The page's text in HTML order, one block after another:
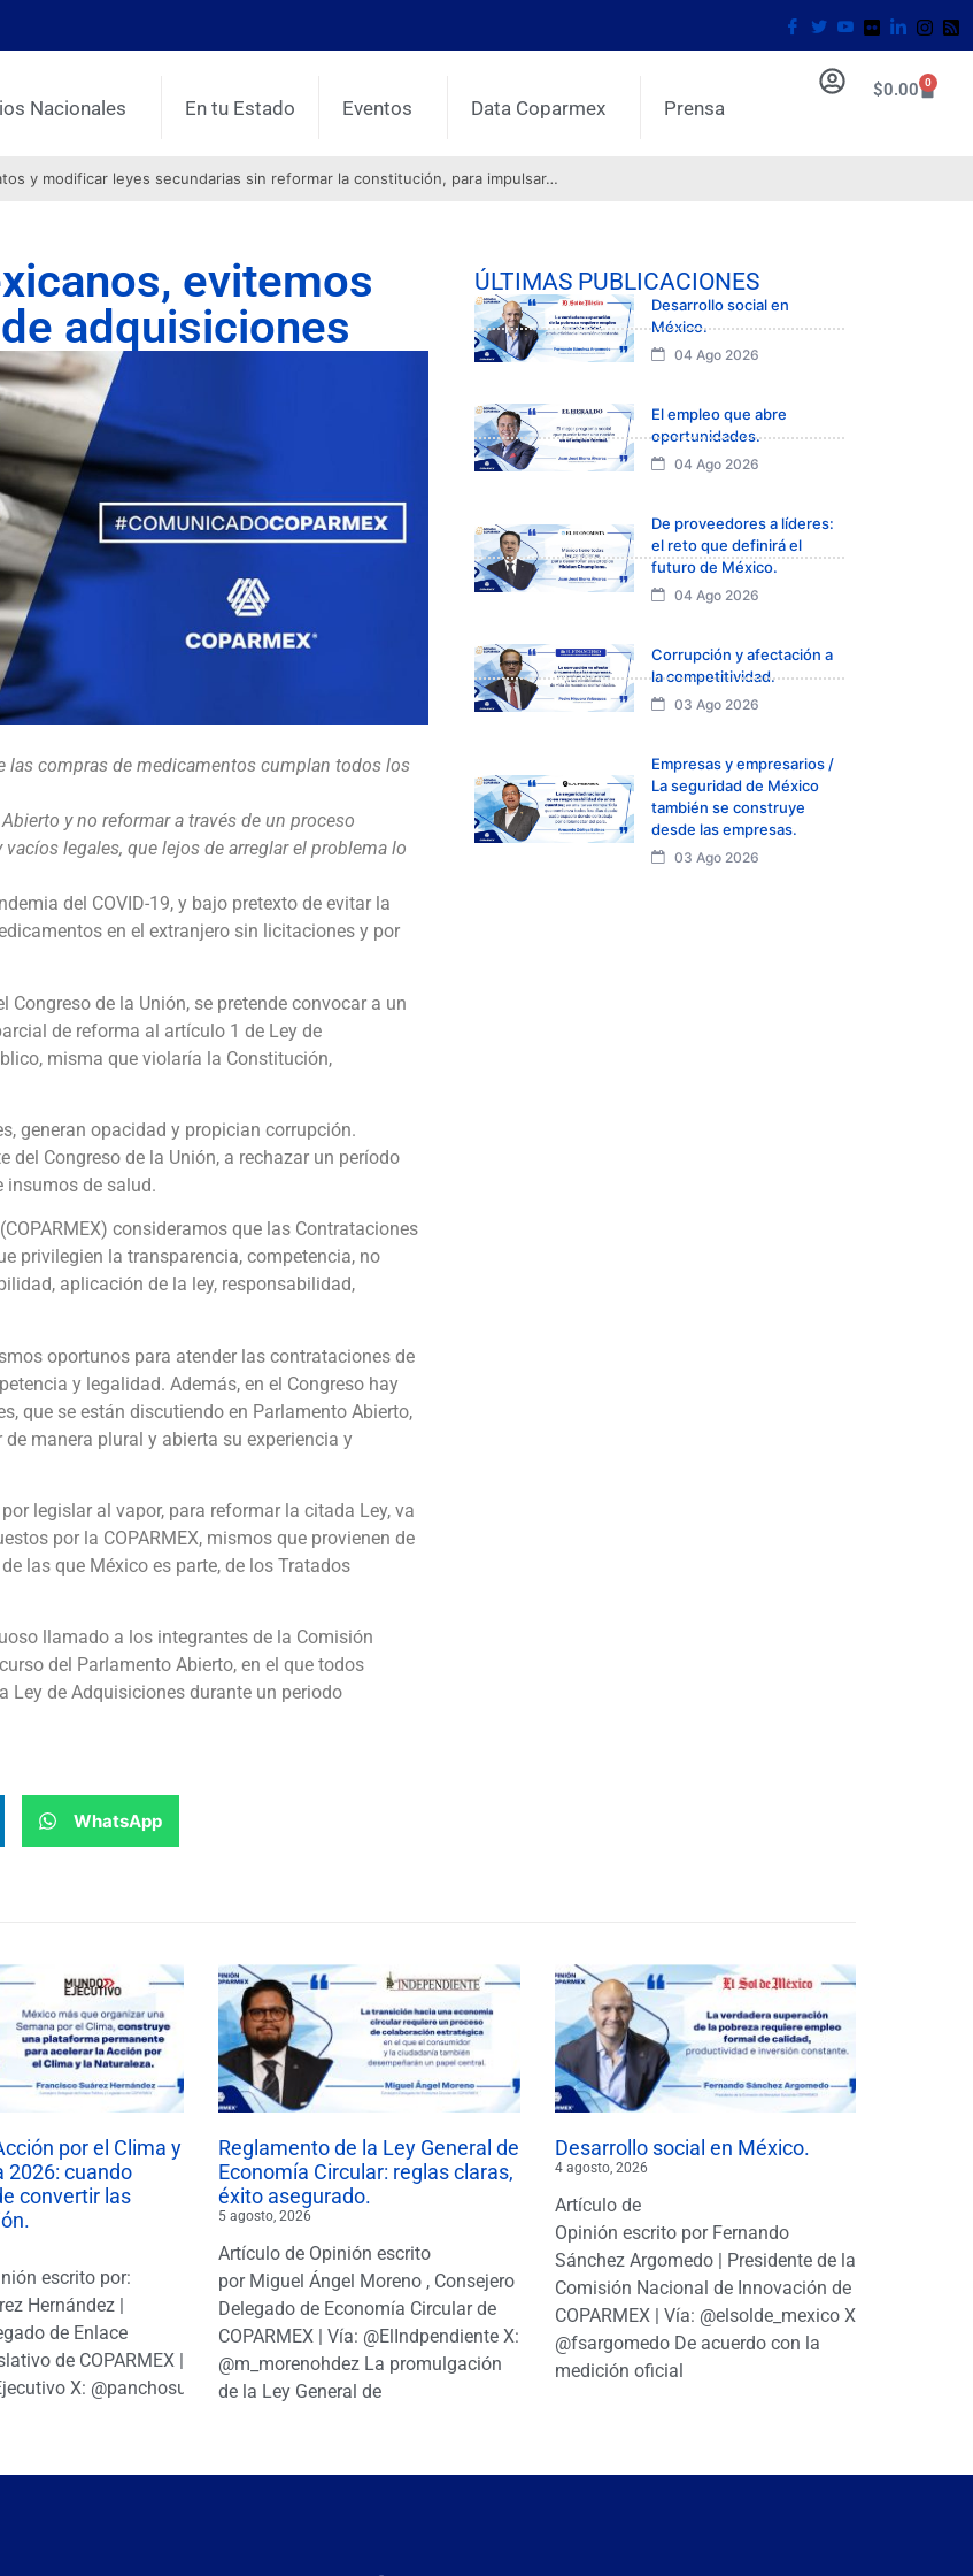
Nacionales En tu Estado Eventos Data Coparmex Prensa
$0.00 0
y modificar leyes secundarias sin reformar la constitución, para impulsar…
evitemos
adquisiciones
las compras de medicamentos cumplan todos los
y no reformar a través de un proceso
legales, que lejos de arreglar el problema lo
del COVID-19, y bajo pretexto de evitar la
en el extranjero sin licitaciones y por
de la Unión, se pretende convocar a un
de reforma al artículo 1 de Ley de
misma que violaría la Constitución,
generan opacidad y propician corrupción.
Congreso de la Unión, a rechazar un período
insumos de salud.
consideramos que las Contrataciones
privilegien la transparencia, competencia, no
aplicación de la ley, responsabilidad,
oportunos para atender las contrataciones de
y legalidad. Además, en el Congreso hay
que se están discutiendo en Parlamento Abierto,
manera plural y abierta su experiencia y
legislar al vapor, para reformar la citada Ley, va
por la COPARMEX, mismos que provienen de
las que México es parte, de los Tratados
llamado a los integrantes de la Comisión
del Parlamento Abierto, en el que todos
Ley de Adquisiciones durante un periodo
WhatsApp
ÚLTIMAS PUBLICACIONES
Desarrollo social en
México.
04 Ago 2026
El empleo que abre
oportunidades.
04 Ago 2026
De proveedores a líderes:
el reto que definirá el
futuro de México.
04 Ago 2026
Corrupción y afectación a
la competitividad.
03 Ago 2026
Empresas y empresarios /
La seguridad de México
también se construye
desde las empresas.
03 Ago 2026
por el Clima y
2026: cuando
convertir las
escrito por:
Hernández |
de Enlace
de COPARMEX |
X: @panchosuarezh
Reglamento de la Ley General de
Economía Circular: reglas claras,
éxito asegurado.
5 agosto, 2026
Artículo de Opinión escrito
por Miguel Ángel Moreno , Consejero
Delegado de Economía Circular de
COPARMEX | Vía: @ElIndpendiente X:
@m_morenohdez La promulgación
de la Ley General de
Desarrollo social en México.
4 agosto, 2026
Artículo de
Opinión escrito por Fernando
Sánchez Argomedo | Presidente de la
Comisión Nacional de Innovación de
COPARMEX | Vía: @elsolde_mexico X:
@fsargomedo De acuerdo con la
medición oficial